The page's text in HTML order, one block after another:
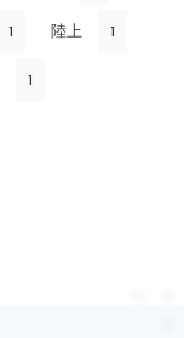
1 陸上 1
1